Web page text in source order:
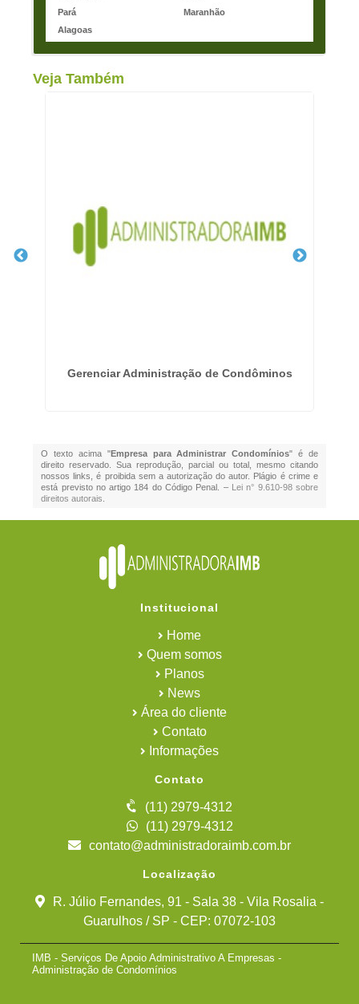
Pará
Maranhão
Alagoas
Veja Também
Gerenciar Administração de Condôminos
O texto acima "Empresa para Administrar Condomínios" é de
direito reservado. Sua reprodução, parcial ou total, mesmo citando
nossos links, é proibida sem a autorização do autor. Plágio é crime e
está previsto no artigo 184 do Código Penal. – Lei n° 9.610-98 sobre
direitos autorais
Institucional
Home
Quem somos
Planos
News
Área do cliente
Contato
Informações
Contato
(11) 2979-4312
(11) 2979-4312
contato@administradoraimb.com.br
Localização
R. Júlio Fernandes, 91 - Sala 38 - Vila Rosalia -
Guarulhos / SP - CEP: 07072-103
IMB - Serviços De Apoio Administrativo A Empresas -
Administração de Condomínios